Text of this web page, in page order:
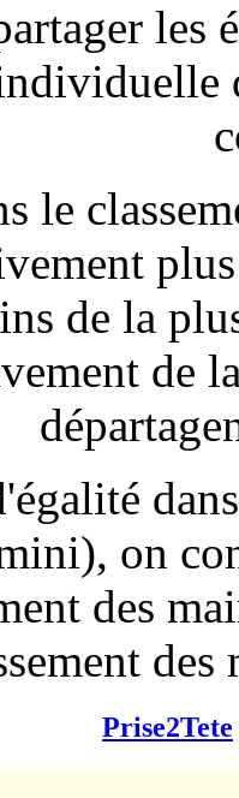
les
le
de la
de
on
des
Prise2Tete